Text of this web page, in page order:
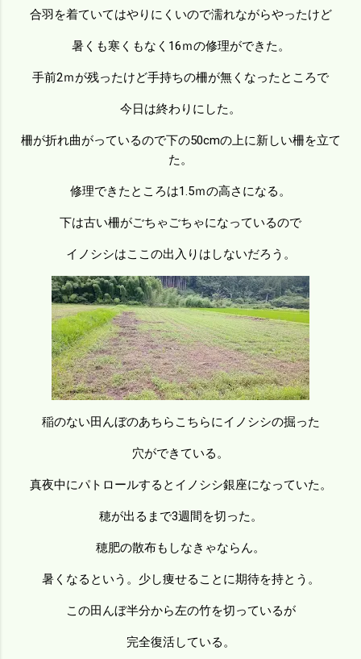
合羽を着ていてはやりにくいので濡れながらやったけど
暑くも寒くもなく16ｍの修理ができた。
手前2ｍが残ったけど手持ちの柵が無くなったところで
今日は終わりにした。
柵が折れ曲がっているので下の50cmの上に新しい柵を立て
た。
修理できたところは1.5ｍの高さになる。
下は古い柵がごちゃごちゃになっているので
イノシシはここの出入りはしないだろう。
稲のない田んぼのあちらこちらにイノシシの掘った
穴ができている。
真夜中にパトロールするとイノシシ銀座になっていた。
穂が出るまで3週間を切った。
穂肥の散布もしなきゃならん。
暑くなるという。少し痩せることに期待を持とう。
この田んぼ半分から左の竹を切っているが
完全復活している。